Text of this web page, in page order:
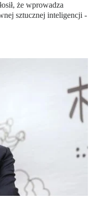
że wprowadza
sztucznej inteligencji -